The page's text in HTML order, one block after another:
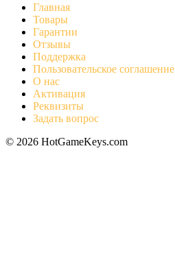
Главная
Товары
Гарантии
Отзывы
Поддержка
Пользовательское соглашение
О нас
Активация
Реквизиты
Задать вопрос
© 2026 HotGameKeys.com